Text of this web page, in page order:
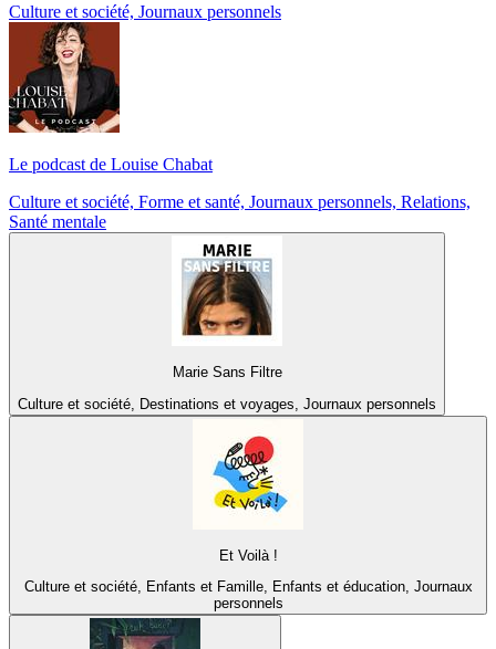
Culture et société, Journaux personnels
Le podcast de Louise Chabat
Culture et société, Forme et santé, Journaux personnels, Relations,
Santé mentale
Marie Sans Filtre
Culture et société, Destinations et voyages, Journaux personnels
Et Voilà !
Culture et société, Enfants et Famille, Enfants et éducation, Journaux
personnels